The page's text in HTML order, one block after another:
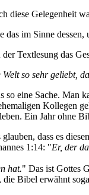
diese Gelegenheit
das im Sinne dessen,
Textlesung das
so sehr geliebt,
so eine Sache. Man
Kollegen
Ein Jahr ohne
dass es
1:14: "Er, der
hat." Das ist Gottes
die Bibel erwähnt